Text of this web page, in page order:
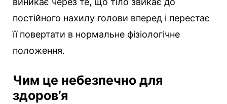
постійного нахилу голови вперед і перестає
її повертати в нормальне фізіологічне
положення.
Чим це небезпечно для
здоров’я